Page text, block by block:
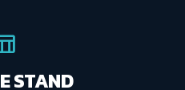
STAND